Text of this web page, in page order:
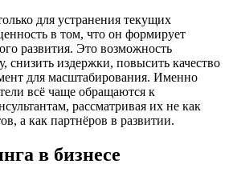
для устранения текущих
в том, что он формирует
развития. Это возможность
снизить издержки, повысить качество
для масштабирования. Именно
всё чаще обращаются к
рассматривая их не как
а как партнёров в развитии.
в бизнесе